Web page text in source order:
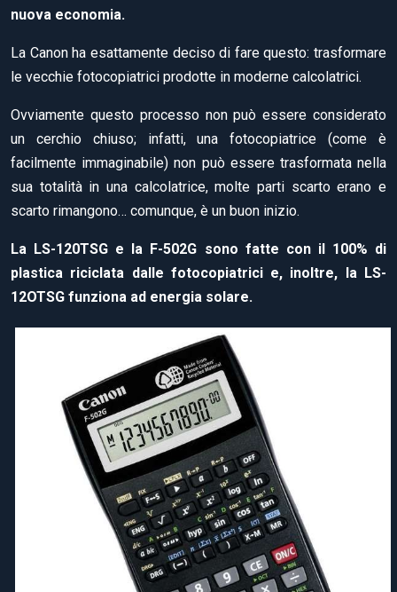
nuova economia.
La Canon ha esattamente deciso di fare questo: trasformare
le vecchie fotocopiatrici prodotte in moderne calcolatrici.
Ovviamente questo processo non può essere considerato
un cerchio chiuso; infatti, una fotocopiatrice (come è
facilmente immaginabile) non può essere trasformata nella
sua totalità in una calcolatrice, molte parti scarto erano e
scarto rimangono… comunque, è un buon inizio.
La LS-120TSG e la F-502G sono fatte con il 100% di
plastica riciclata dalle fotocopiatrici e, inoltre, la LS-
12OTSG funziona ad energia solare.